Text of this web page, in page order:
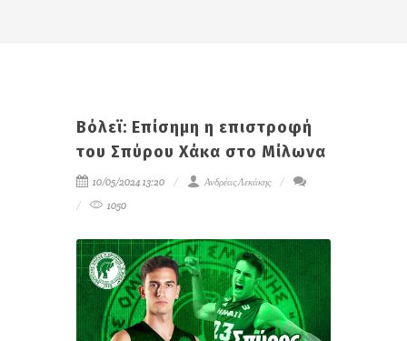
Βόλεϊ: Επίσημη η επιστροφή
του Σπύρου Χάκα στο Μίλωνα
10/05/2024 13:20
Ανδρέας Λεκάκης
1050